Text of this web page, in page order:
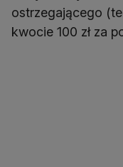
ostrzegającego
kwocie 100 zł za